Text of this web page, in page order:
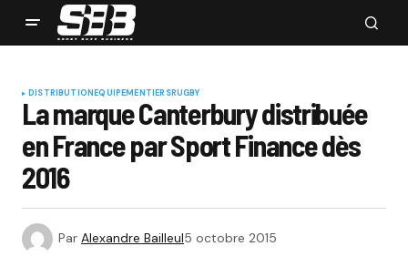
DISTRIBUTIONEQUIPEMENTIERSRUGBY
La marque Canterbury distribuée
en France par Sport Finance dès
2016
Par Alexandre Bailleul5 octobre 2015